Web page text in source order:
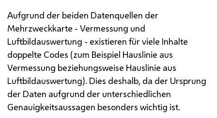
Aufgrund der beiden Datenquellen der
Mehrzweckkarte - Vermessung und
Luftbildauswertung - existieren für viele Inhalte
doppelte Codes (zum Beispiel Hauslinie aus
Vermessung beziehungsweise Hauslinie aus
Luftbildauswertung). Dies deshalb, da der Ursprung
der Daten aufgrund der unterschiedlichen
Genauigkeitsaussagen besonders wichtig ist.